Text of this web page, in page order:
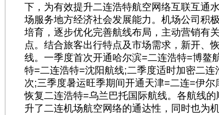
下，为有效提升二连浩特航空网络互联互通
场服务地方经济社会发展能力。机场公司积
培育，逐步优化完善航线布局，主动营销有
点。结合旅客出行特点及市场需求，新开、
线。一季度首次开通哈尔滨=二连浩特=博鳌
特=二连浩特=沈阳航线;二季度适时加密二连
次;三季度暑运旺季期间开通天津=二连=伊尔
恢复二连浩特=乌兰巴托国际航线。各航线
升了二连机场航空网络的通达性，同时也为